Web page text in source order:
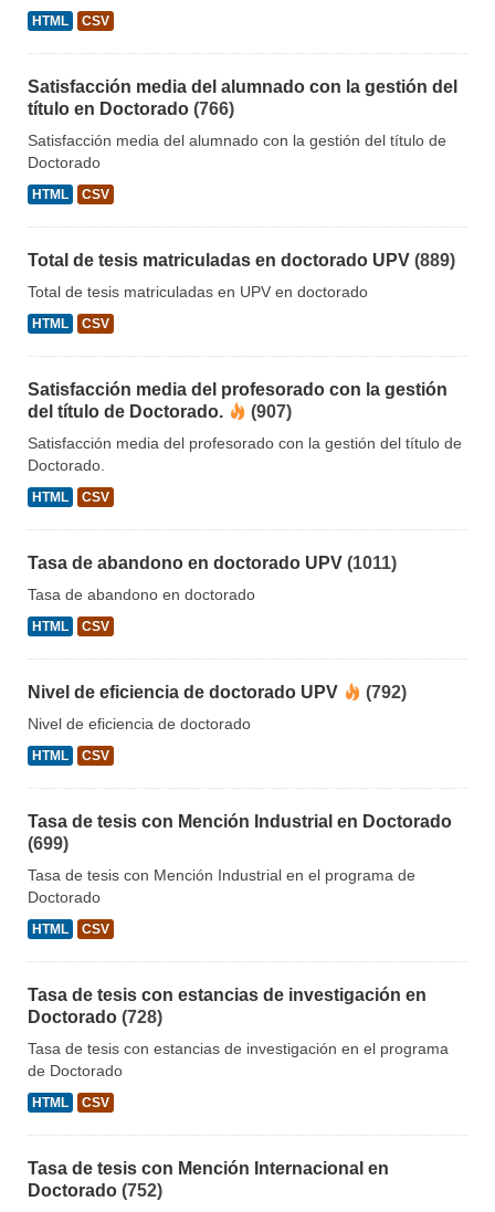
HTML CSV
Satisfacción media del alumnado con la gestión del
título en Doctorado (766)
Satisfacción media del alumnado con la gestión del título de
Doctorado
HTML CSV
Total de tesis matriculadas en doctorado UPV (889)
Total de tesis matriculadas en UPV en doctorado
HTML CSV
Satisfacción media del profesorado con la gestión
del título de Doctorado.
(907)
Satisfacción media del profesorado con la gestión del título de
Doctorado.
HTML CSV
Tasa de abandono en doctorado UPV (1011)
Tasa de abandono en doctorado
HTML CSV
Nivel de eficiencia de doctorado UPV (792)
Nivel de eficiencia de doctorado
HTML CSV
Tasa de tesis con Mención Industrial en Doctorado
(699)
Tasa de tesis con Mención Industrial en el programa de
Doctorado
HTML CSV
Tasa de tesis con estancias de investigación en
Doctorado (728)
Tasa de tesis con estancias de investigación en el programa
de Doctorado
HTML CSV
Tasa de tesis con Mención Internacional en
Doctorado (752)